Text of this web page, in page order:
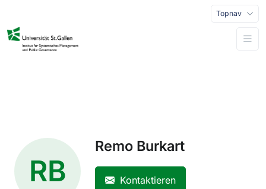
Topnav
RB
Remo Burkart
Kontaktieren